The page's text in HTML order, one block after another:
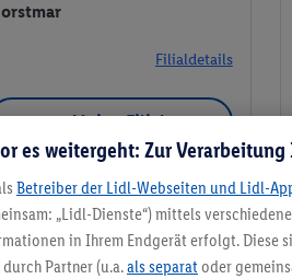
Filialdetails
Meine Filiale
es weitergeht: Zur
Betreiber der Lidl-Webseiten und Lidl-
„Lidl-Dienste“) mittels
in Ihrem Endgerät erfolgt. Diese
Partner (u.a.als separat oder